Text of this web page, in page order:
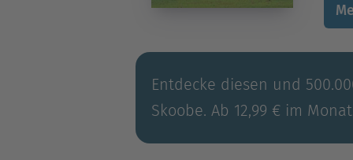
Entdecke diesen und
Skoobe. Ab 12,99 € im